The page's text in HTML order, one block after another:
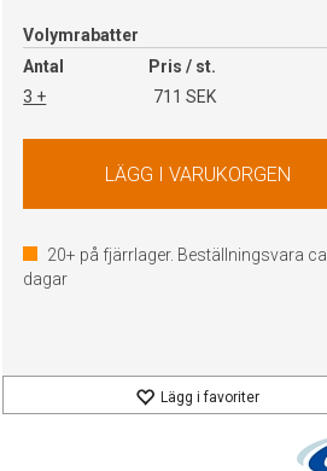
Volymrabatter
Antal
Pris / st.
3 +
711 SEK
20+ på fjärrlager. Beställningsvara ca.
dagar
Lägg i favoriter